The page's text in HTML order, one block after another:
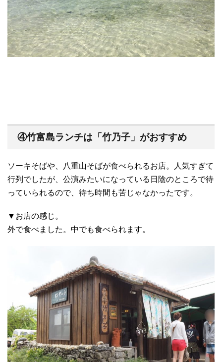
④竹富島ランチは 「竹乃子」 がおすすめ
ソーキそばや、八重山そばが食べられるお店。人気すぎて
行列でしたが、公演みたいになっている日陰のところで待
っていられるので、待ち時間も苦じゃなかったです。
▼お店の感じ。
外で食べました。中でも食べられます。